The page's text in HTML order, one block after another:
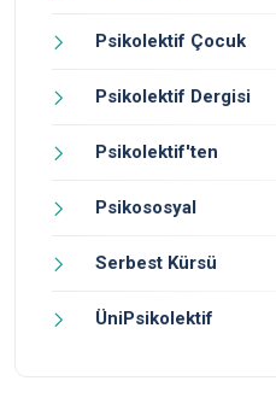
Psikolektif Çocuk
Psikolektif Dergisi
Psikolektif'ten
Psikososyal
Serbest Kürsü
ÜniPsikolektif